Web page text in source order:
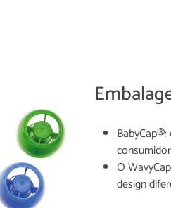
O
design